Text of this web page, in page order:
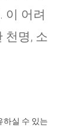
이 어려
천명, 소
하실 수 있는